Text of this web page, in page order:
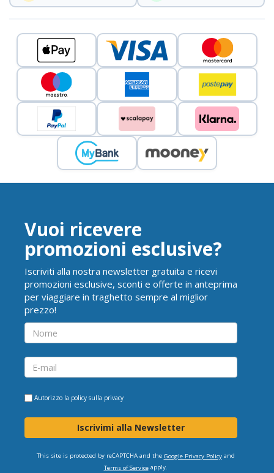
Vuoi ricevere
promozioni esclusive?
Iscriviti alla nostra newsletter gratuita e ricevi
promozioni esclusive, sconti e offerte in anteprima
per viaggiare in traghetto sempre al miglior
prezzo!
Autorizzo la policy sulla privacy
Iscrivimi alla Newsletter
This site is protected by reCAPTCHA and the Google Privacy Policyand
Terms of Serviceapply.